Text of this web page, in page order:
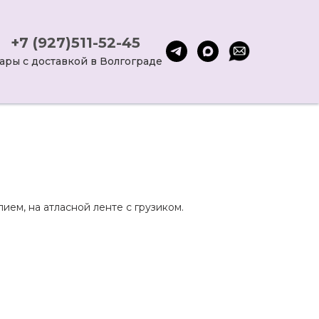
+7 (927)511-52-45
с доставкой в Волгограде
на атласной ленте с грузиком.